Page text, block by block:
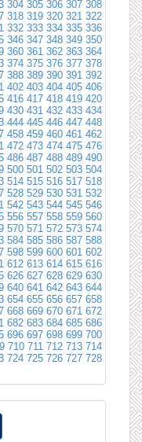
304 305 306 307 308
318 319 320 321 322
332 333 334 335 336
346 347 348 349 350
360 361 362 363 364
374 375 376 377 378
388 389 390 391 392
402 403 404 405 406
416 417 418 419 420
430 431 432 433 434
444 445 446 447 448
458 459 460 461 462
472 473 474 475 476
486 487 488 489 490
500 501 502 503 504
514 515 516 517 518
528 529 530 531 532
542 543 544 545 546
556 557 558 559 560
570 571 572 573 574
584 585 586 587 588
598 599 600 601 602
612 613 614 615 616
626 627 628 629 630
640 641 642 643 644
654 655 656 657 658
668 669 670 671 672
682 683 684 685 686
696 697 698 699 700
710 711 712 713 714
724 725 726 727 728